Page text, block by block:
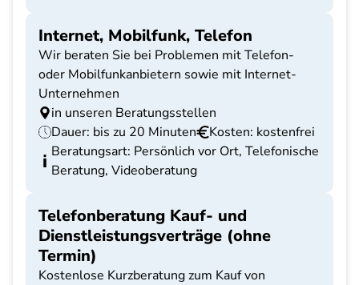
Internet, Mobilfunk, Telefon
Wir beraten Sie bei Problemen mit Telefon-
oder Mobilfunkanbietern sowie mit Internet-
Unternehmen
in unseren Beratungsstellen
Dauer: bis zu 20 Minuten
Kosten: kostenfrei
Beratungsart: Persönlich vor Ort, Telefonische
Beratung, Videoberatung
Telefonberatung Kauf- und
Dienstleistungsverträge (ohne
Termin)
Kostenlose Kurzberatung zum Kauf von